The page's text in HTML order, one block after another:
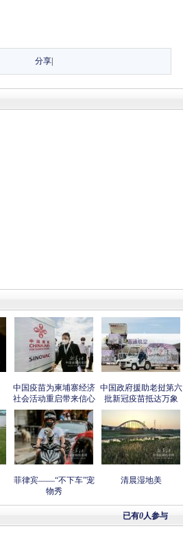
分享
中国疫苗为柬埔寨经济
社会活动重启带来信心
中国政府援助老挝第六
批新冠疫苗抵达万象
菲律宾——“不下车”宠
物秀
清晨湿地美
已有0人参与